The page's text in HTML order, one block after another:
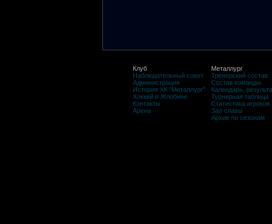
Клуб
Наблюдательный совет
Администрация
История ХК "Металлург"
Хоккей в Жлобине
Контакты
Арена
Металлург
Тренерский состав
Состав команды
Календарь,
Турнирная таблица
Статистика игроков
Зал славы
Архив по сезонам